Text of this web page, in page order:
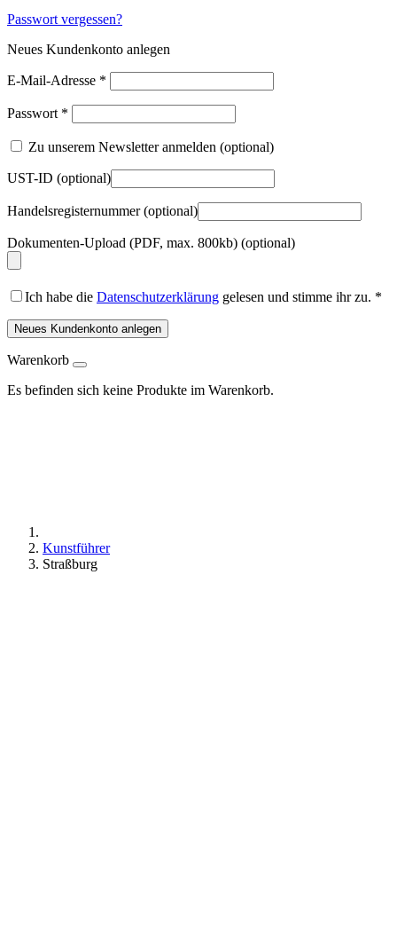
Passwort vergessen?
Neues Kundenkonto anlegen
E-Mail-Adresse *
Passwort *
Zu unserem Newsletter anmelden (optional)
UST-ID (optional)
Handelsregisternummer(optional)
Dokumenten-Upload (PDF, max. 800kb) (optional)
Ich habe die Datenschutzerklärung gelesen und stimme ihr zu. *
Neues Kundenkonto anlegen
Warenkorb
Es befinden sich keine Produkte im Warenkorb.
Kunstführer
Straßburg